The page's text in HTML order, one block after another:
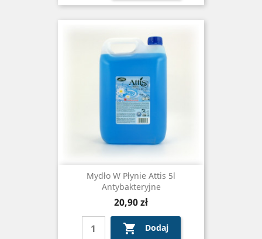
Mydło W Płynie Attis 5l
Antybakteryjne
Cena
20,90 zł
 Dodaj